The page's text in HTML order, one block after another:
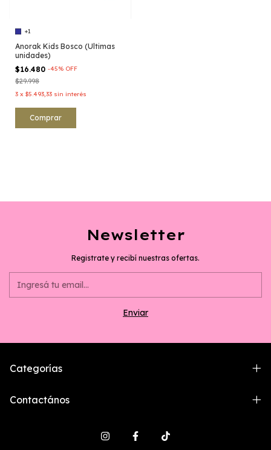
+1
Anorak Kids Bosco (Ultimas
unidades)
$16.480 -45% OFF
$29.998
3 x $5.493,33 sin interés
Comprar
Newsletter
Registrate y recibí nuestras ofertas.
Categorías
Contactános